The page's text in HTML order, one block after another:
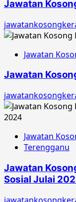
Jawatan
Jawatan
Jawatan
Jawatan
Terengganu
Jawatan
Sosial Julai